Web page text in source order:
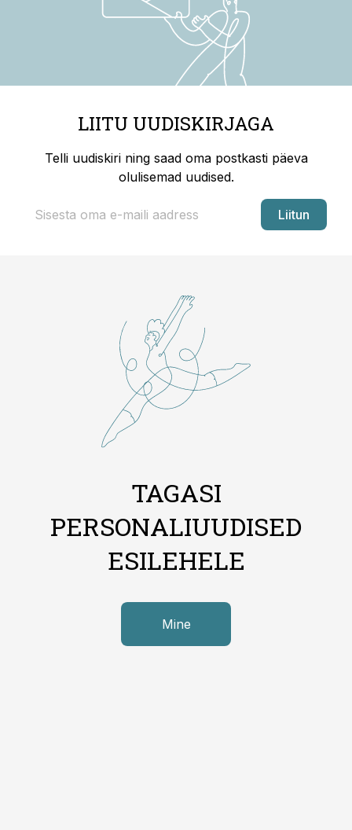
LIITU UUDISKIRJAGA
Telli uudiskiri ning saad oma postkasti päeva
olulisemad uudised.
Liitun
TAGASI
PERSONALIUUDISED
ESILEHELE
Mine